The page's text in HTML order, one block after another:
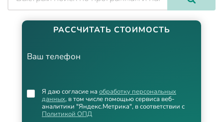
РАССЧИТАТЬ СТОИМОСТЬ
Ваш телефон
Я даю согласие на обработку персональных
данных, в том числе помощью сервиса веб-
аналитики "Яндекс.Метрика", в соответствии с
Политикой ОПД